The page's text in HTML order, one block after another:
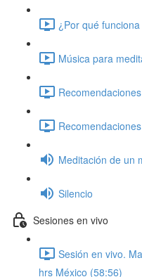
¿Por qué
Música para
Meditación de un
Silencio
Sesiones en vivo
Sesión en vivo.
hrs México (58:56)